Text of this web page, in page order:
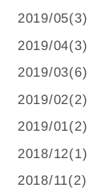
2019/05(3)
2019/04(3)
2019/03(6)
2019/02(2)
2019/01(2)
2018/12(1)
2018/11(2)